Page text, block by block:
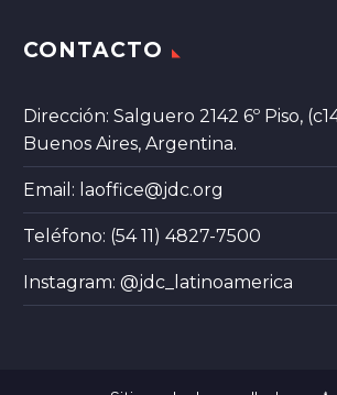
CONTACTO
Dirección: Salguero 2142 6º Piso,
Buenos Aires, Argentina.
Email: laoffice@jdc.org
Teléfono: (54 11) 4827-7500
Instagram: @jdc_latinoamerica